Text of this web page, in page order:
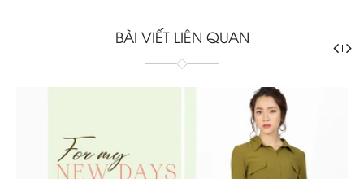
BÀI VIẾT LIÊN QUAN